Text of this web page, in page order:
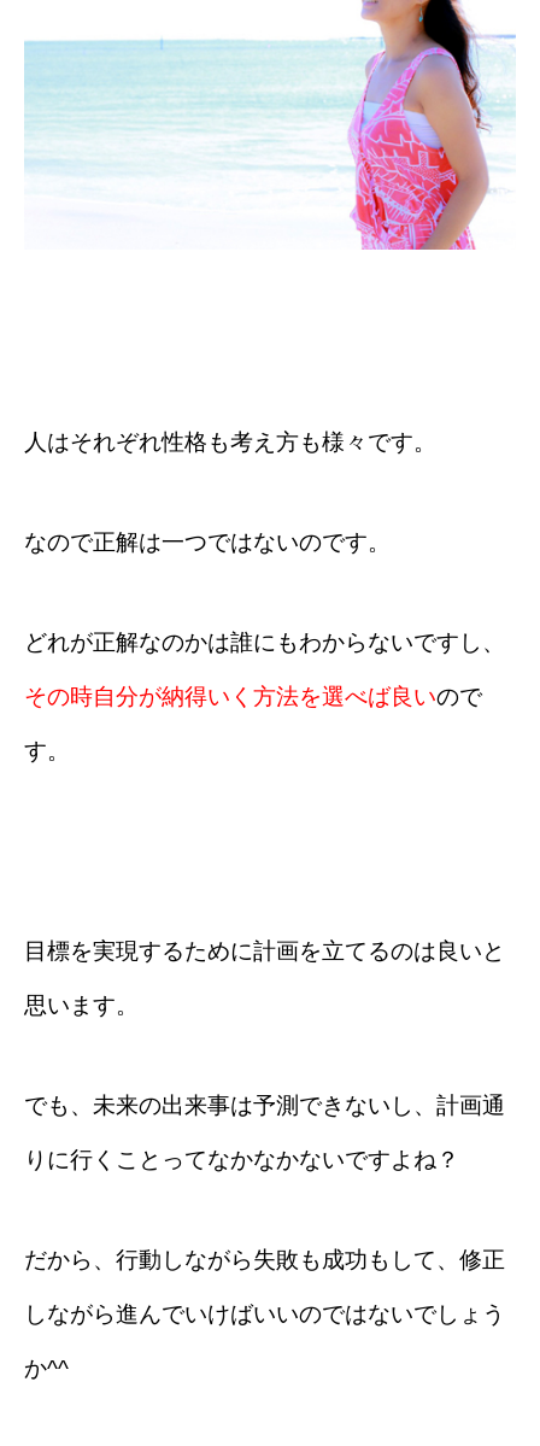
人はそれぞれ性格も考え方も様々です。
なので正解は一つではないのです。
どれが正解なのかは誰にもわからないですし、
その時自分が納得いく方法を選べば良いので
す。
目標を実現するために計画を立てるのは良いと
思います。
でも、未来の出来事は予測できないし、計画通
りに行くことってなかなかないですよね？
だから、行動しながら失敗も成功もして、修正
しながら進んでいけばいいのではないでしょう
か^^